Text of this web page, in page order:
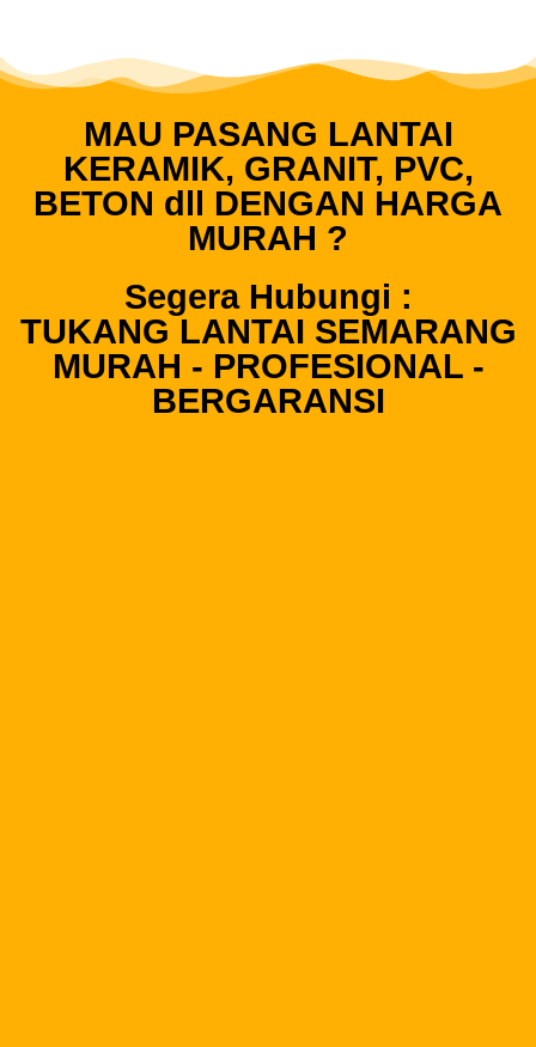
MAU PASANG LANTAI
KERAMIK, GRANIT, PVC,
BETON dll DENGAN HARGA
MURAH ?
Segera Hubungi :
TUKANG LANTAI SEMARANG
MURAH - PROFESIONAL -
BERGARANSI